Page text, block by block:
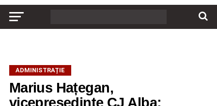
ADMINISTRAȚIE
Marius Hațegan,
vicepreședinte CJ Alba: